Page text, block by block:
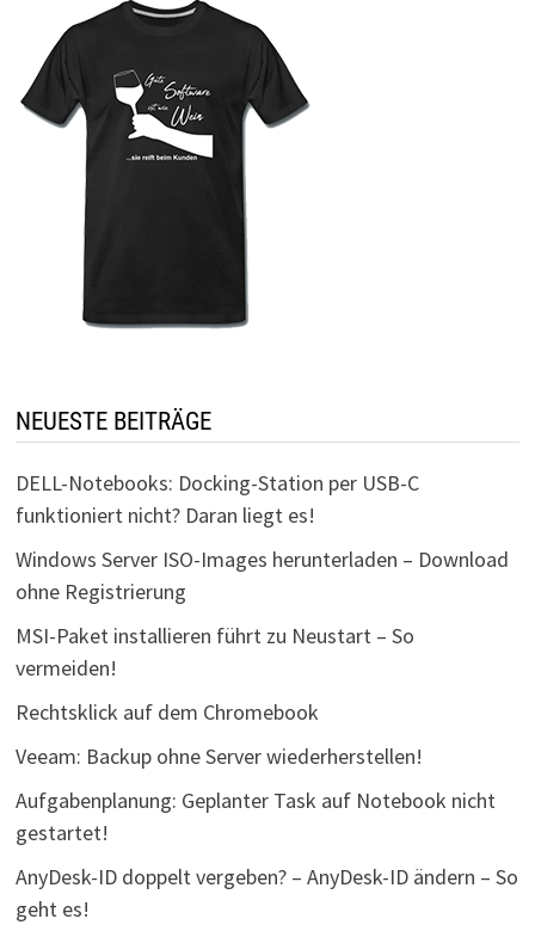
NEUESTE BEITRÄGE
DELL-Notebooks: Docking-Station per USB-C
funktioniert nicht? Daran liegt es!
Windows Server ISO-Images herunterladen – Download
ohne Registrierung
MSI-Paket installieren führt zu Neustart – So
vermeiden!
Rechtsklick auf dem Chromebook
Veeam: Backup ohne Server wiederherstellen!
Aufgabenplanung: Geplanter Task auf Notebook nicht
gestartet!
AnyDesk-ID doppelt vergeben? – AnyDesk-ID ändern – So
geht es!